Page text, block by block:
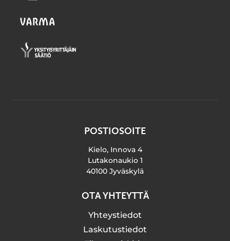
POSTIOSOITE
Kielo, Innova 4
Lutakonaukio 1
40100 Jyväskylä
OTA YHTEYTTÄ
Yhteystiedot
Laskutustiedot